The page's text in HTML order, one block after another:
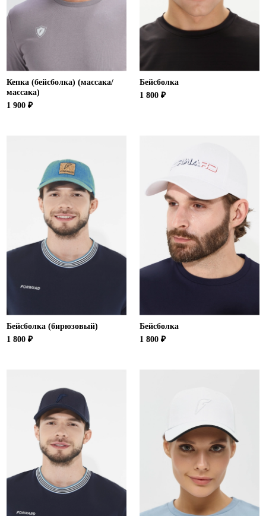
Ханты-Мансийский автономный округ (3)
Ямало-Ненецкий автономный округ (1)
Ярославская область (1)
Кепка (бейсболка) (массака/
массака)
1 900 ₽
Бейсболка
1 800 ₽
Бейсболка (бирюзовый)
1 800 ₽
Бейсболка
1 800 ₽